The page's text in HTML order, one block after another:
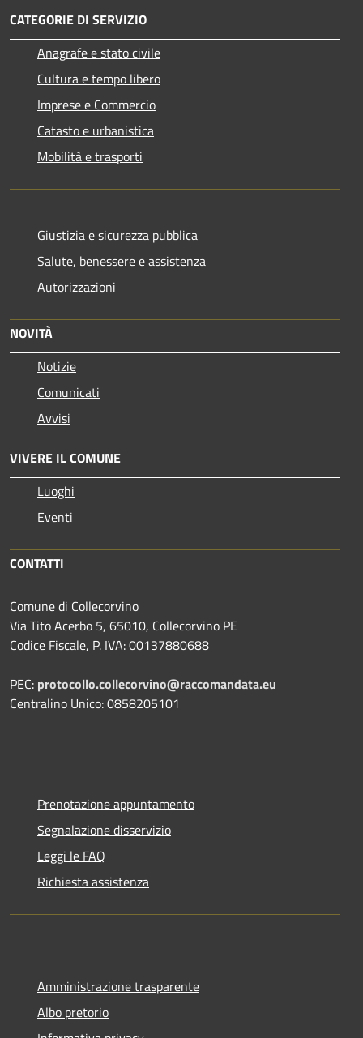
CATEGORIE DI SERVIZIO
Anagrafe e stato civile
Cultura e tempo libero
Imprese e Commercio
Catasto e urbanistica
Mobilità e trasporti
Giustizia e sicurezza pubblica
Salute, benessere e assistenza
Autorizzazioni
NOVITÀ
Notizie
Comunicati
Avvisi
VIVERE IL COMUNE
Luoghi
Eventi
CONTATTI
Comune di Collecorvino
Via Tito Acerbo 5, 65010, Collecorvino PE
Codice Fiscale, P. IVA: 00137880688
PEC: protocollo.collecorvino@raccomandata.eu
Centralino Unico: 0858205101
Prenotazione appuntamento
Segnalazione disservizio
Leggi le FAQ
Richiesta assistenza
Amministrazione trasparente
Albo pretorio